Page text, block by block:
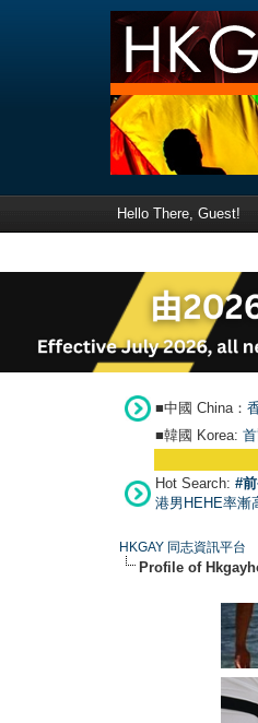
Hello There, Guest!
■中國 China：
■韓國 Korea:
Hot Search: #
港男HEHE率漸
HKGAY 同志資訊平台
Profile of